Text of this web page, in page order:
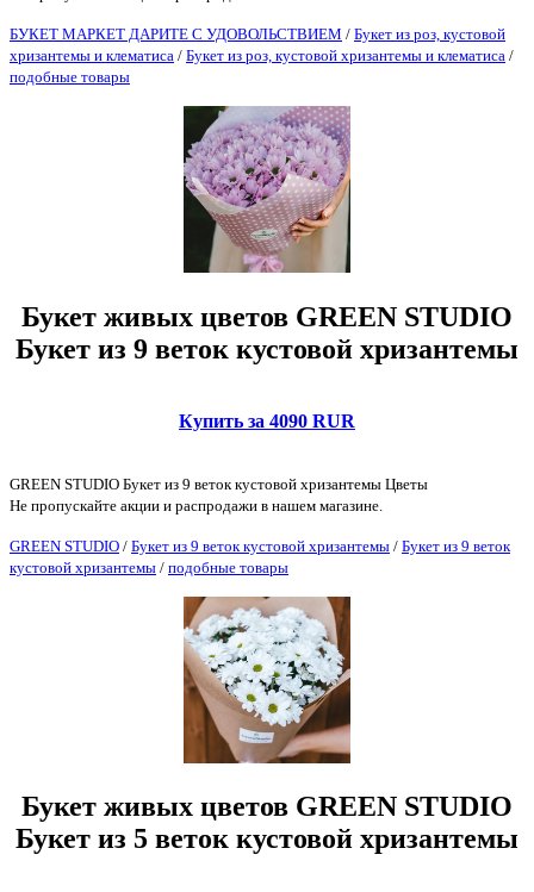
БУКЕТ МАРКЕТ ДАРИТЕ С УДОВОЛЬСТВИЕМ / Букет из роз, кустовой
хризантемы и клематиса / Букет из роз, кустовой хризантемы и клематиса /
подобные товары
Букет живых цветов GREEN STUDIO
Букет из 9 веток кустовой хризантемы
Купить за 4090 RUR
GREEN STUDIO Букет из 9 веток кустовой хризантемы Цветы
Не пропускайте акции и распродажи в нашем магазине.
GREEN STUDIO / Букет из 9 веток кустовой хризантемы / Букет из 9 веток
кустовой хризантемы / подобные товары
Букет живых цветов GREEN STUDIO
Букет из 5 веток кустовой хризантемы